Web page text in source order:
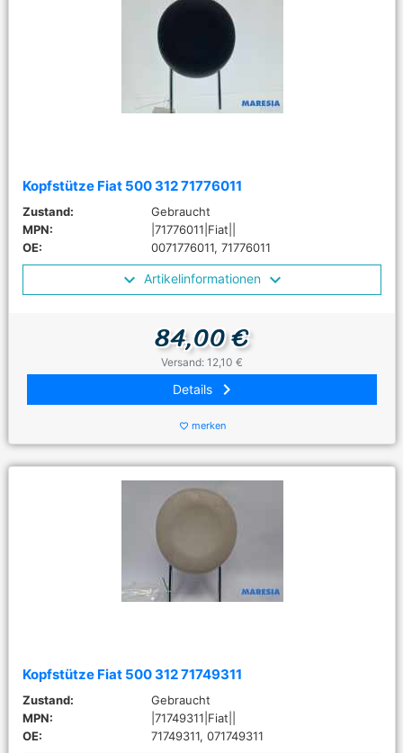
Kopfstütze Fiat 500 312 71776011
Zustand:
Gebraucht
MPN:
|71776011|Fiat||
OE:
0071776011, 71776011
Artikelinformationen
84,00 €
Versand: 12,10 €
Details keyboard_arrow_right
favorite_border merken
Kopfstütze Fiat 500 312 71749311
Zustand:
Gebraucht
MPN:
|71749311|Fiat||
OE:
71749311, 071749311